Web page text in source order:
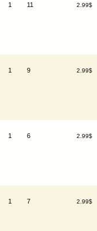
1 11 2.99$
1 9 2.99$
1 6 2.99$
1 7 2.99$